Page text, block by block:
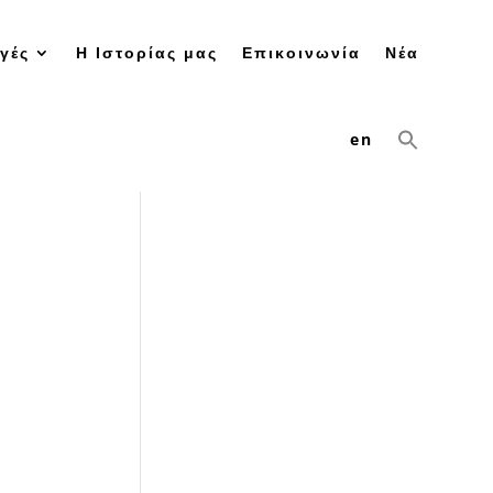
Η Ιστορίας μας Επικοινωνία Νέα
en